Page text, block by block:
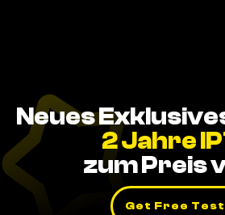
Neues
2 Jahre
zum Preis
Get Free Test